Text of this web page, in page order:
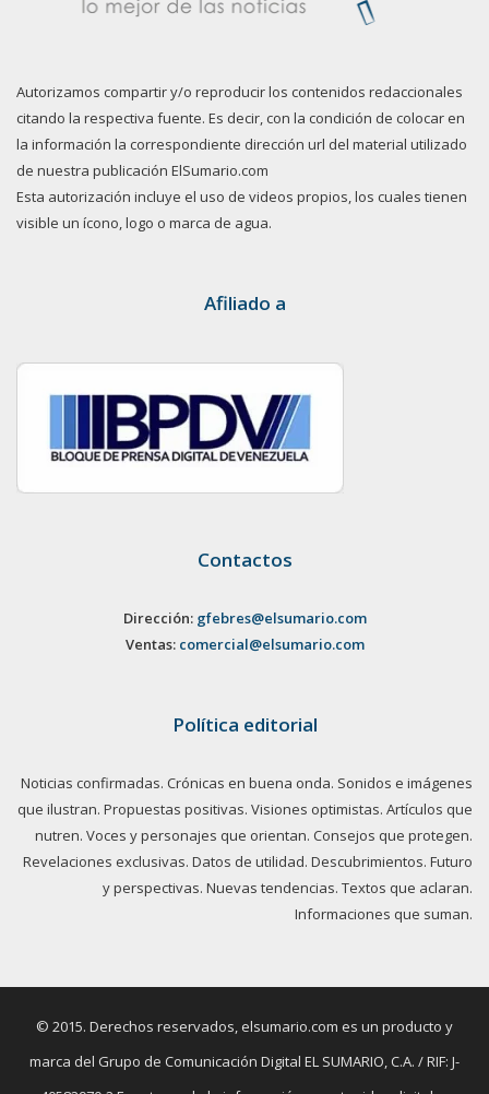
Autorizamos compartir y/o reproducir los contenidos redaccionales
citando la respectiva fuente. Es decir, con la condición de colocar en
la información la correspondiente dirección url del material utilizado
de nuestra publicación ElSumario.com
Esta autorización incluye el uso de videos propios, los cuales tienen
visible un ícono, logo o marca de agua.
Afiliado a
Contactos
Dirección: gfebres@elsumario.com
Ventas: comercial@elsumario.com
Política editorial
Noticias confirmadas. Crónicas en buena onda. Sonidos e imágenes
que ilustran. Propuestas positivas. Visiones optimistas. Artículos que
nutren. Voces y personajes que orientan. Consejos que protegen.
Revelaciones exclusivas. Datos de utilidad. Descubrimientos. Futuro
y perspectivas. Nuevas tendencias. Textos que aclaran.
Informaciones que suman.
© 2015. Derechos reservados, elsumario.com es un producto y
marca del Grupo de Comunicación Digital EL SUMARIO, C.A. / RIF: J-